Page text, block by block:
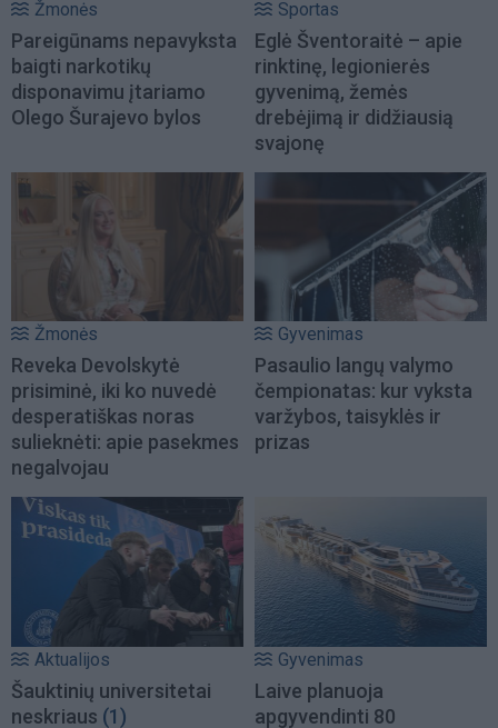
Žmonės
Pareigūnams nepavyksta
baigti narkotikų
disponavimu įtariamo
Olego Šurajevo bylos
Sportas
Eglė Šventoraitė – apie
rinktinę, legionierės
gyvenimą, žemės
drebėjimą ir didžiausią
svajonę
Žmonės
Reveka Devolskytė
prisiminė, iki ko nuvedė
desperatiškas noras
sulieknėti: apie pasekmes
negalvojau
Gyvenimas
Pasaulio langų valymo
čempionatas: kur vyksta
varžybos, taisyklės ir
prizas
Aktualijos
Šauktinių universitetai
neskriaus (1)
Gyvenimas
Laive planuoja
apgyvendinti 80